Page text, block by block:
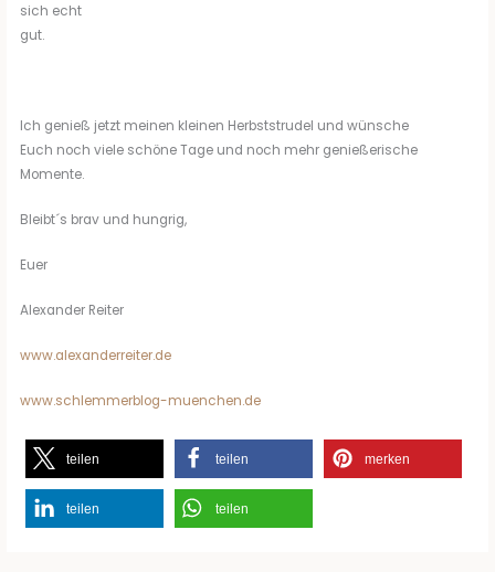
sich echt
gut.
Ich genieß jetzt meinen kleinen Herbststrudel und wünsche
Euch noch viele schöne Tage und noch mehr genießerische
Momente.
Bleibt´s brav und hungrig,
Euer
Alexander Reiter
www.alexanderreiter.de
www.schlemmerblog-muenchen.de
teilen teilen merken
teilen teilen